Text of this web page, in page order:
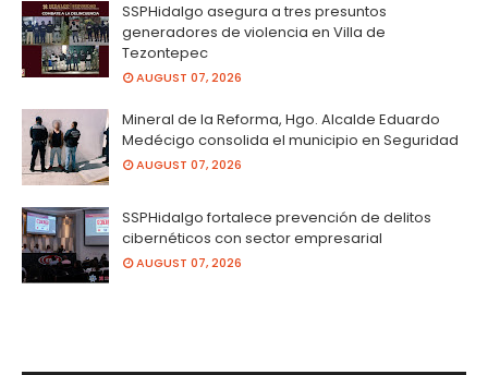
SSPHidalgo asegura a tres presuntos
generadores de violencia en Villa de
Tezontepec
AUGUST 07, 2026
Mineral de la Reforma, Hgo. Alcalde Eduardo
Medécigo consolida el municipio en Seguridad
AUGUST 07, 2026
SSPHidalgo fortalece prevención de delitos
cibernéticos con sector empresarial
AUGUST 07, 2026